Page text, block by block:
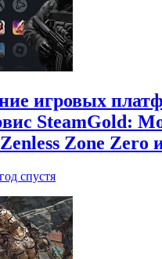
игровых
SteamGold:
Zone Zero
спустя